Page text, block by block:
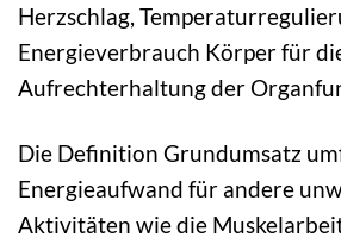
Herzschlag,
Energieverbrauch Körper für
Aufrechterhaltung der
Die Definition Grundumsatz
Energieaufwand für andere
Aktivitäten wie die